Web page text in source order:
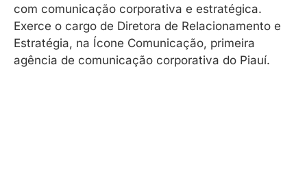
com comunicação corporativa e estratégica.
Exerce o cargo de Diretora de Relacionamento e
Estratégia, na Ícone Comunicação, primeira
agência de comunicação corporativa do Piauí.